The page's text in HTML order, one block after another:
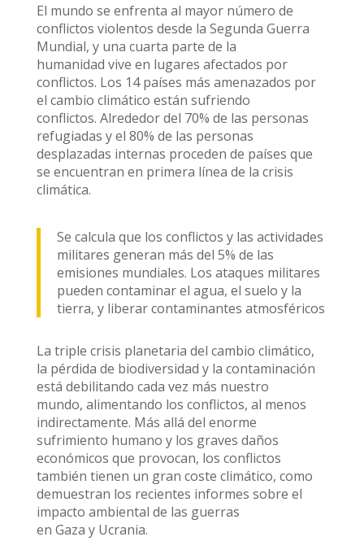
El mundo se enfrenta al mayor número de
conflictos violentos desde la Segunda Guerra
Mundial, y una cuarta parte de la
humanidad vive en lugares afectados por
conflictos. Los 14 países más amenazados por
el cambio climático están sufriendo
conflictos. Alrededor del 70% de las personas
refugiadas y el 80% de las personas
desplazadas internas proceden de países que
se encuentran en primera línea de la crisis
climática.
Se calcula que los conflictos y las actividades
militares generan más del 5% de las
emisiones mundiales. Los ataques militares
pueden contaminar el agua, el suelo y la
tierra, y liberar contaminantes atmosféricos
La triple crisis planetaria del cambio climático,
la pérdida de biodiversidad y la contaminación
está debilitando cada vez más nuestro
mundo, alimentando los conflictos, al menos
indirectamente. Más allá del enorme
sufrimiento humano y los graves daños
económicos que provocan, los conflictos
también tienen un gran coste climático, como
demuestran los recientes informes sobre el
impacto ambiental de las guerras
en Gaza y Ucrania.